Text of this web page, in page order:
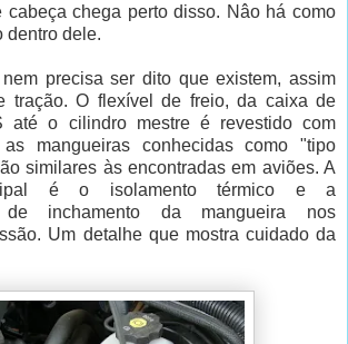
cabeça chega perto disso. Nâo há como
dentro dele.
precisa ser dito que existem, assim
tração. O flexível de freio, da caixa de
até o cilindro mestre é revestido com
mangueiras conhecidas como "tipo
similares às encontradas em aviões. A
é o isolamento térmico e a
de inchamento da mangueira nos
Um detalhe que mostra cuidado da